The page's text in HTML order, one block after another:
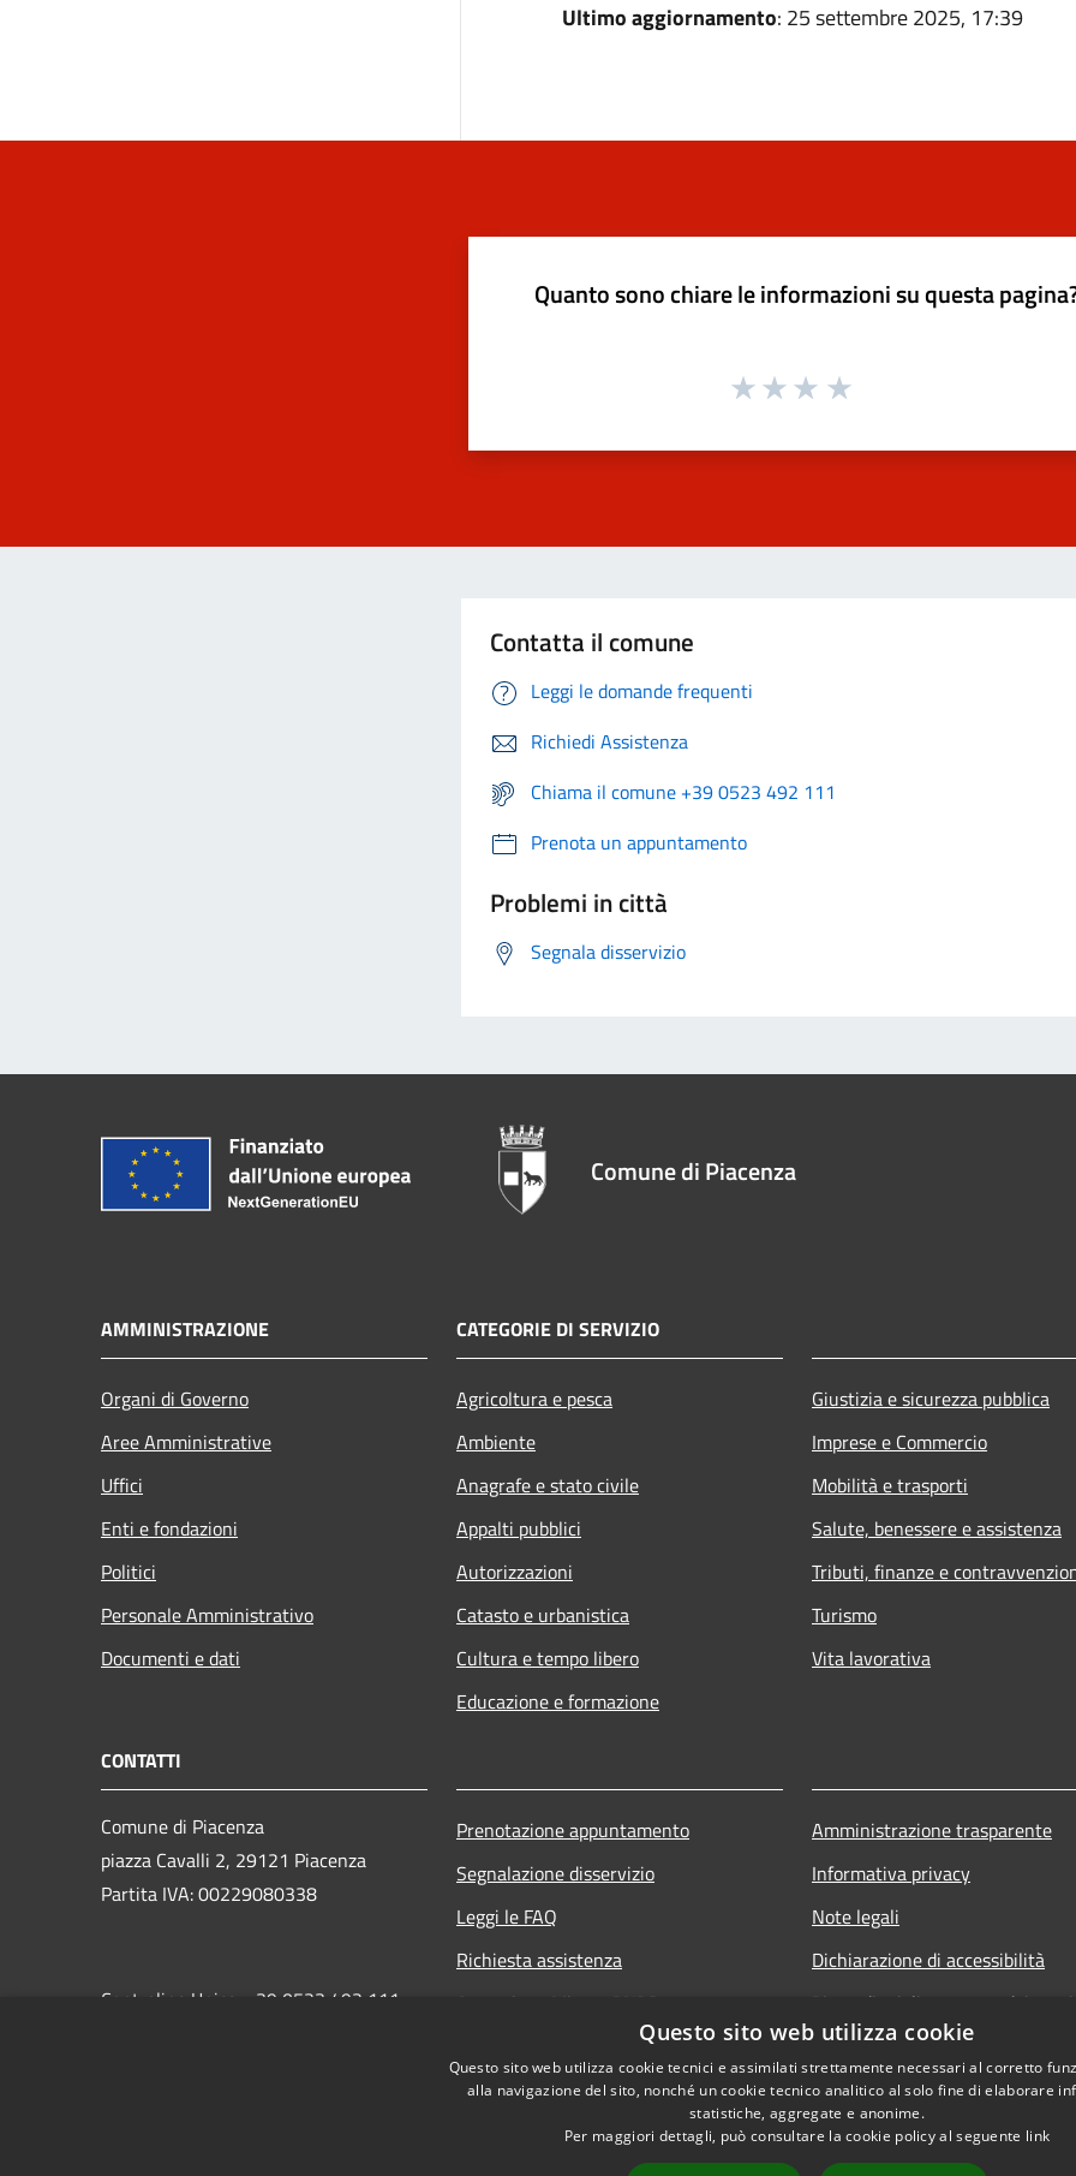
Ultimo aggiornamento: 25 settembre 2025, 17:39
Quanto sono chiare le informazioni su questa
Contatta il comune
Leggi le domande frequenti
Richiedi Assistenza
Chiama il comune +39 0523 492 111
Prenota un appuntamento
Problemi in città
Segnala disservizio
Comune di Piacenza
AMMINISTRAZIONE
Organi di Governo
Aree Amministrative
Uffici
Enti e fondazioni
Politici
Personale Amministrativo
Documenti e dati
CATEGORIE DI SERVIZIO
Agricoltura e pesca
Ambiente
Anagrafe e stato civile
Appalti pubblici
Autorizzazioni
Catasto e urbanistica
Cultura e tempo libero
Educazione e formazione
Giustizia e sicurezza pubblica
Imprese e Commercio
Mobilità e trasporti
Salute, benessere e assistenza
Tributi, finanze e
Turismo
Vita lavorativa
CONTATTI
Comune di Piacenza
piazza Cavalli 2, 29121 Piacenza
Partita IVA: 00229080338
Centralino Unico: +39 0523 492 111
protocollo.generale@cert.comune.piacenza.it
Prenotazione appuntamento
Segnalazione disservizio
Leggi le FAQ
Richiesta assistenza
Attuazione Misure PNRR
Amministrazione trasparente
Informativa privacy
Note legali
Dichiarazione di accessibilità
Piano di miglioramento dei
Newsletter
Social media
Questo sito web utilizza cookie
Questo sito web utilizza cookie tecnici e assimilati strettamente necessari al corretto
alla navigazione del sito, nonché un cookie tecnico analitico al solo fine di elaborare
statistiche, aggregate e anonime.
Per maggiori dettagli, può consultare la cookie policy al seguente link